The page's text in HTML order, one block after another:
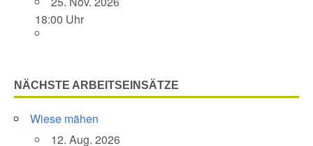
18:00 Uhr
NÄCHSTE ARBEITSEINSÄTZE
Wiese mähen
12. Aug. 2026